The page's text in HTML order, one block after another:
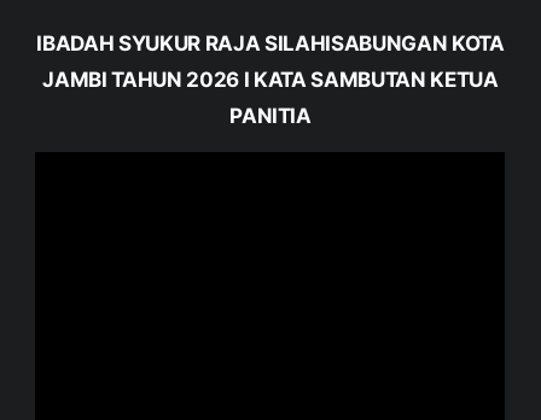
IBADAH SYUKUR RAJA SILAHISABUNGAN KOTA
JAMBI TAHUN 2026 I KATA SAMBUTAN KETUA
PANITIA